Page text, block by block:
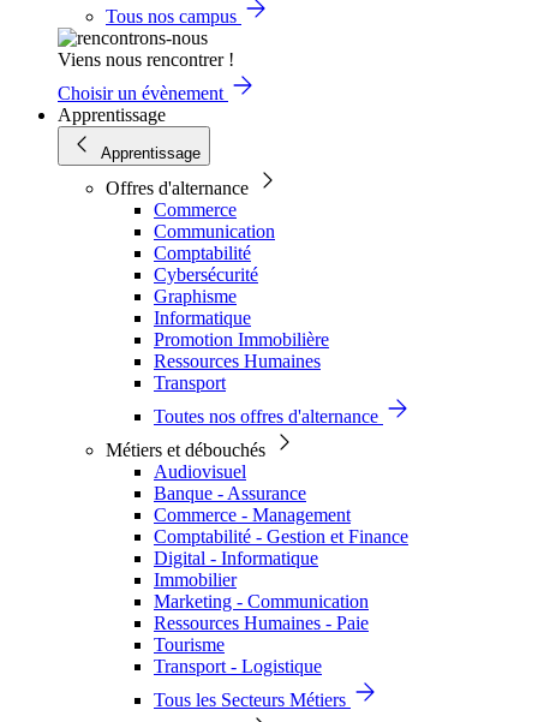
Tous nos campus
Viens nous rencontrer !
Choisir un évènement
Apprentissage
Apprentissage
Offres d'alternance
Commerce
Communication
Comptabilité
Cybersécurité
Graphisme
Informatique
Promotion Immobilière
Ressources Humaines
Transport
Toutes nos offres d'alternance
Métiers et débouchés
Audiovisuel
Banque - Assurance
Commerce - Management
Comptabilité - Gestion et Finance
Digital - Informatique
Immobilier
Marketing - Communication
Ressources Humaines - Paie
Tourisme
Transport - Logistique
Tous les Secteurs Métiers